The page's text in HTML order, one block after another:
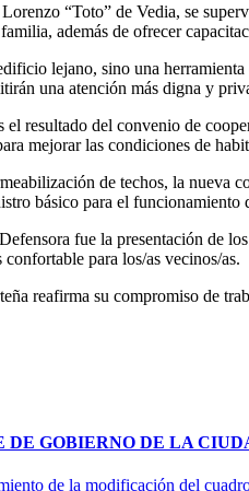
“Toto” de Vedia, se
además de ofrecer
lejano, sino una
una atención más digna y
el resultado del convenio de
mejorar las condiciones de
de techos, la
básico para el
fue la presentación de
para los/as vecinos/as.
reafirma su compromiso de
DE GOBIERNO DE LA
de la modificación del